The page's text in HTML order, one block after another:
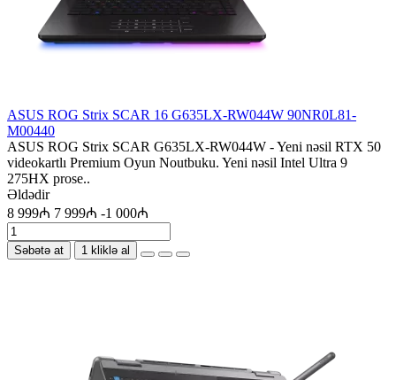
ASUS ROG Strix SCAR 16 G635LX-RW044W 90NR0L81-
M00440
ASUS ROG Strix SCAR G635LX-RW044W - Yeni nəsil RTX 50
videokartlı Premium Oyun Noutbuku. Yeni nəsil Intel Ultra 9
275HX prose..
Əldədir
8 999₼ 7 999₼ -1 000₼
Səbətə at 1 kliklə al